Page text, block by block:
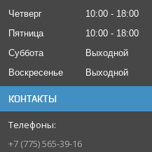
Четверг
10:00
18:00
Пятница
10:00
18:00
Суббота
Выходной
Воскресенье
Выходной
КОНТАКТЫ
+7 (775) 565-39-16